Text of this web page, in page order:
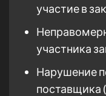
участие в
участника
Нарушение
поставщика